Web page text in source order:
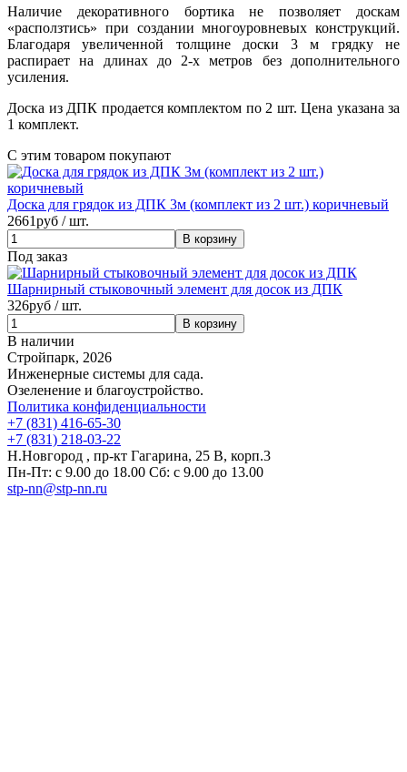
Наличие декоративного бортика не позволяет доскам
«расползтись» при создании многоуровневых конструкций.
Благодаря увеличенной толщине доски 3 м грядку не
распирает на длинах до 2-х метров без дополнительного
усиления.
Доска из ДПК продается комплектом по 2 шт. Цена указана за
1 комплект.
С этим товаром покупают
Доска для грядок из ДПК 3м (комплект из 2 шт.) коричневый
2661руб / шт.
Под заказ
Шарнирный стыковочный элемент для досок из ДПК
326руб / шт.
В наличии
Стройпарк, 2026
Инженерные системы для сада.
Озеленение и благоустройство.
Политика конфиденциальности
+7 (831) 416-65-30
+7 (831) 218-03-22
Н.Новгород , пр-кт Гагарина, 25 В, корп.3
Пн-Пт: с 9.00 до 18.00 Сб: с 9.00 до 13.00
stp-nn@stp-nn.ru